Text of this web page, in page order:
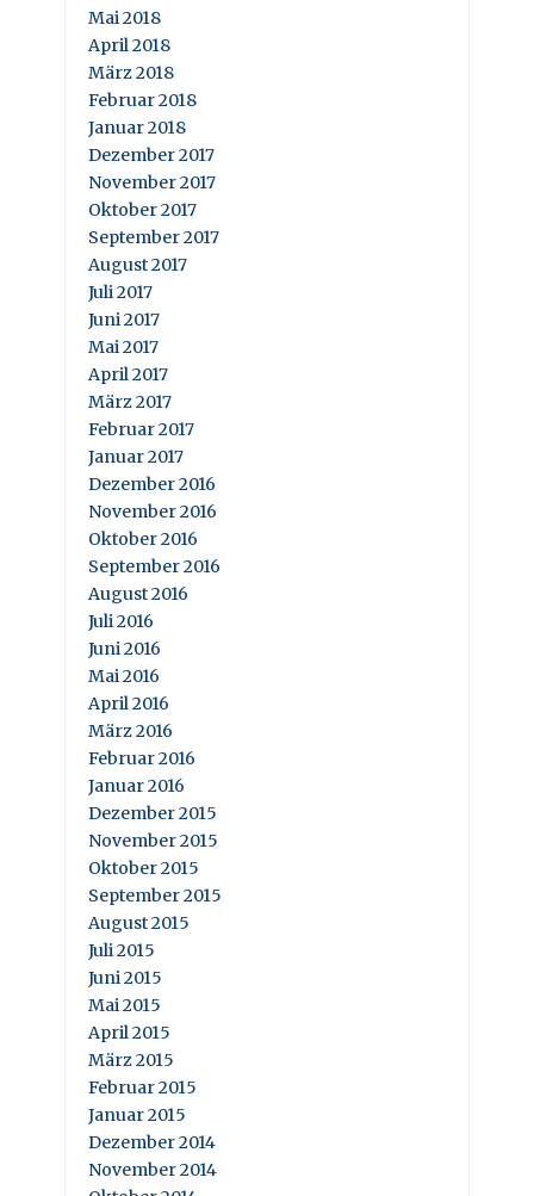
Mai 2018
April 2018
März 2018
Februar 2018
Januar 2018
Dezember 2017
November 2017
Oktober 2017
September 2017
August 2017
Juli 2017
Juni 2017
Mai 2017
April 2017
März 2017
Februar 2017
Januar 2017
Dezember 2016
November 2016
Oktober 2016
September 2016
August 2016
Juli 2016
Juni 2016
Mai 2016
April 2016
März 2016
Februar 2016
Januar 2016
Dezember 2015
November 2015
Oktober 2015
September 2015
August 2015
Juli 2015
Juni 2015
Mai 2015
April 2015
März 2015
Februar 2015
Januar 2015
Dezember 2014
November 2014